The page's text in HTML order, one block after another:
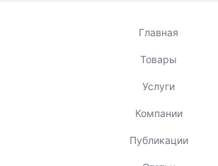
Главная
Товары
Услуги
Компании
Публикации